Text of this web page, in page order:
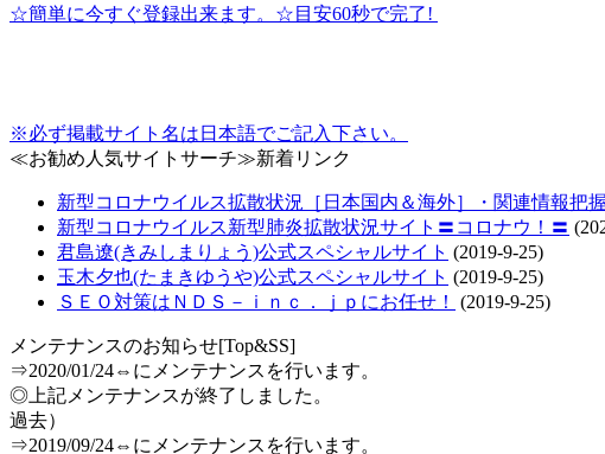
☆簡単に今すぐ登録出来ます。☆目安60秒で完了!
※必ず掲載サイト名は日本語でご記入下さい。
≪お勧め人気サイトサーチ≫新着リンク
新型コロナウイルス拡散状況［日本国内＆海外］・関連情報
新型コロナウイルス新型肺炎拡散状況サイト〓コロナウ！〓
君島遼(きみしまりょう)公式スペシャルサイト (2019-9-25)
玉木夕也(たまきゆうや)公式スペシャルサイト (2019-9-25)
ＳＥＯ対策はＮＤＳ－ｉｎｃ．ｊｐにお任せ！
(2019-9-25)
メンテナンスのお知らせ[Top&SS]
⇒2020/01/24⇔にメンテナンスを行います。
◎上記メンテナンスが終了しました。
過去）
⇒2019/09/24⇔にメンテナンスを行います。